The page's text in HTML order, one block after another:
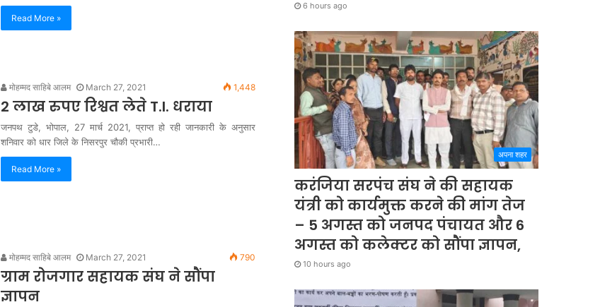
Read More »
मोहम्मद साहिबे आलम March 27, 2021 1,448
2 लाख रुपए रिश्वत लेते T.I. धराया
जनपथ टुडे, भोपाल, 27 मार्च 2021, प्राप्त हो रही जानकारी के अनुसार
शनिवार को धार जिले के निसरपुर चौकी प्रभारी…
Read More »
मोहम्मद साहिबे आलम March 27, 2021 790
ग्राम रोजगार सहायक संघ ने सौंपा
ज्ञापन
6 hours ago
अपना शहर
करंजिया सरपंच संघ ने की सहायक
यंत्री को कार्यमुक्त करने की मांग तेज
– 5 अगस्त को जनपद पंचायत और 6
अगस्त को कलेक्टर को सौंपा ज्ञापन,
10 hours ago